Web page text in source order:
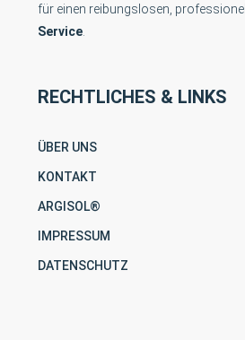
für einen reibungslosen,
Service
RECHTLICHES & LINKS
ÜBER UNS
KONTAKT
ARGISOL®
IMPRESSUM
DATENSCHUTZ